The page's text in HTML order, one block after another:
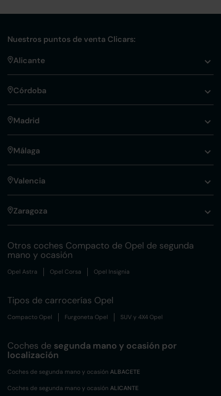
Nuestros puntos de venta Clicars:
Alicante
Córdoba
Madrid
Málaga
Valencia
Zaragoza
Otros coches Compacto de Opel de segunda
mano y ocasión
Opel Astra Opel Corsa Opel Insignia
Tipos de carrocerías Opel
Compacto Opel Furgoneta Opel SUV y 4X4 Opel
Coches de segunda mano y ocasión por
localización
Coches de segunda mano y ocasión ALBACETE
Coches de segunda mano y ocasión ALICANTE